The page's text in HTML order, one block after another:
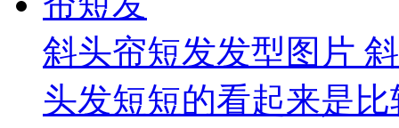
斜头帘短发发型图片
头发短短的看起来是